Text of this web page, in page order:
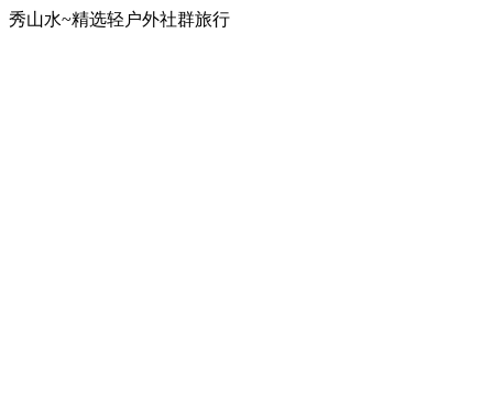
秀山水~精选轻户外社群旅行